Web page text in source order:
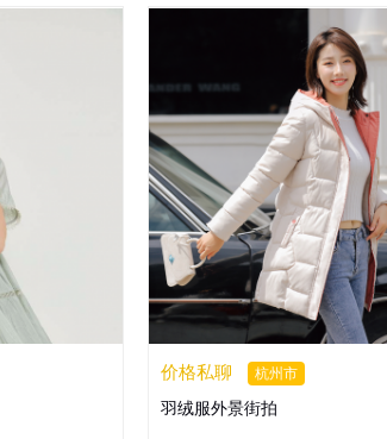
价格私聊 杭州市
羽绒服外景街拍